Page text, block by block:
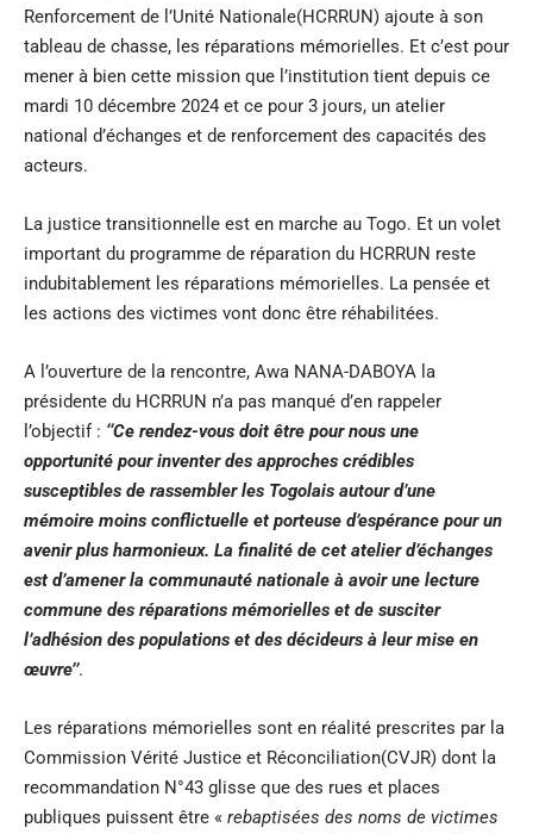
Renforcement de l’Unité Nationale(HCRRUN) ajoute à son
tableau de chasse, les réparations mémorielles. Et c’est pour
mener à bien cette mission que l’institution tient depuis ce
mardi 10 décembre 2024 et ce pour 3 jours, un atelier
national d’échanges et de renforcement des capacités des
acteurs.
La justice transitionnelle est en marche au Togo. Et un volet
important du programme de réparation du HCRRUN reste
indubitablement les réparations mémorielles. La pensée et
les actions des victimes vont donc être réhabilitées.
A l’ouverture de la rencontre, Awa NANA-DABOYA la
présidente du HCRRUN n’a pas manqué d’en rappeler
l’objectif : ‘‘Ce rendez-vous doit être pour nous une
opportunité pour inventer des approches crédibles
susceptibles de rassembler les Togolais autour d’une
mémoire moins conflictuelle et porteuse d’espérance pour un
avenir plus harmonieux. La finalité de cet atelier d’échanges
est d’amener la communauté nationale à avoir une lecture
commune des réparations mémorielles et de susciter
l’adhésion des populations et des décideurs à leur mise en
œuvre’’.
Les réparations mémorielles sont en réalité prescrites par la
Commission Vérité Justice et Réconciliation(CVJR) dont la
recommandation N°43 glisse que des rues et places
publiques puissent être « rebaptisées des noms de victimes